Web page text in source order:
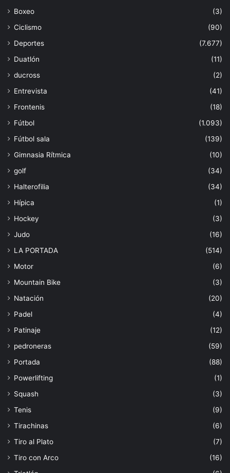
Boxeo
(3)
Ciclismo
(90)
Deportes
(7.677)
Duatlón
(11)
ducross
(2)
Entrevista
(41)
Frontenis
(18)
Fútbol
(1.093)
Fútbol sala
(139)
Gimnasia Rítmica
(10)
golf
(34)
Halterofilia
(34)
Hípica
(1)
Hockey
(3)
Judo
(16)
LA PORTADA
(514)
Motor
(6)
Mountain Bike
(3)
Natación
(20)
Padel
(4)
Patinaje
(12)
pedroneras
(59)
Portada
(88)
Powerlifting
(1)
Squash
(3)
Tenis
(9)
Tirachinas
(6)
Tiro al Plato
(7)
Tiro con Arco
(16)